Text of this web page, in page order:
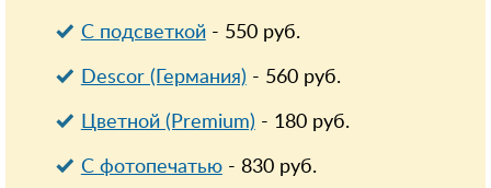
С подсветкой- 550руб.
Descor (Германия) - 560руб.
Цветной (Premium) - 180руб.
С фотопечатью- 830руб.